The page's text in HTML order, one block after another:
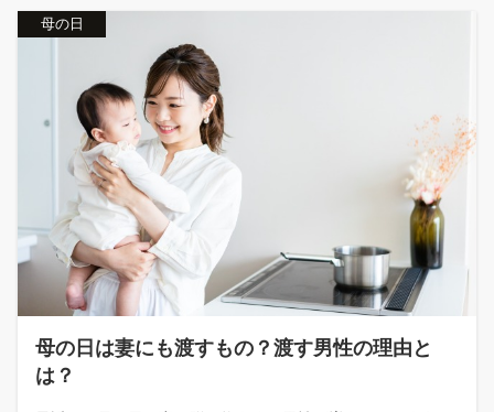
母の日
母の日は妻にも渡すもの？渡す男性の理由と
は？